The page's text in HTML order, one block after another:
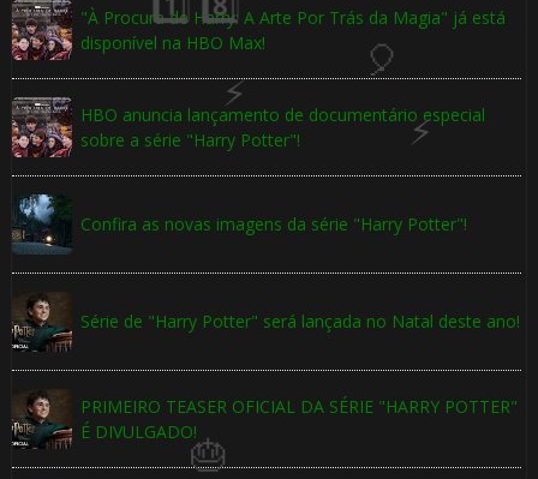
"À Procura de Harry: A Arte Por Trás da Magia" já está
disponível na HBO Max!
HBO anuncia lançamento de documentário especial
sobre a série "Harry Potter"!
Confira as novas imagens da série "Harry Potter"!
Série de "Harry Potter" será lançada no Natal deste ano!
PRIMEIRO TEASER OFICIAL DA SÉRIE "HARRY POTTER"
É DIVULGADO!